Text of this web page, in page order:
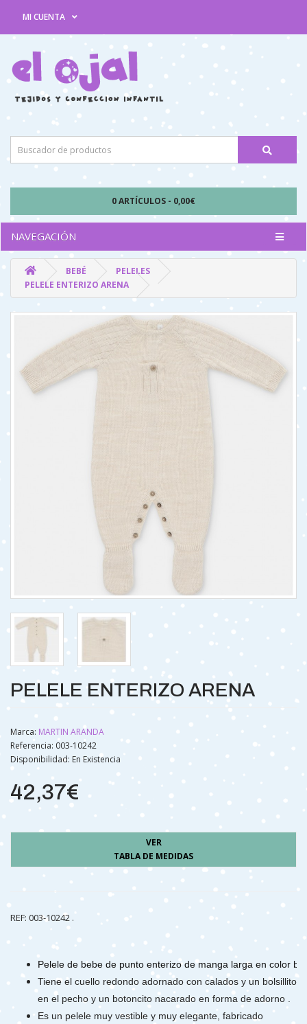
MI CUENTA
0 ARTÍCULOS - 0,00€
NAVEGACIÓN
BEBÉ
PELELES
PELELE ENTERIZO ARENA
PELELE ENTERIZO ARENA
Marca: MARTIN ARANDA
Referencia: 003-10242
Disponibilidad: En Existencia
42,37€
VER
TABLA DE MEDIDAS
REF: 003-10242 .
Pelele de bebe de punto enterizo de manga larga en color
Tiene el cuello redondo adornado con calados y un bolsillito
en el pecho y un botoncito nacarado en forma de adorno .
Es un pelele muy vestible y muy elegante, fabricado